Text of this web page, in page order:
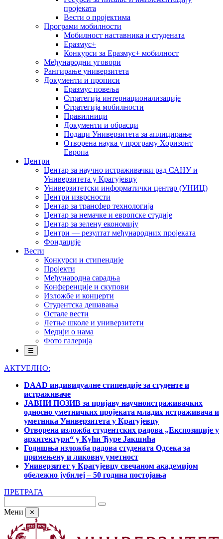
пројеката
Вести о пројектима
Програми мобилности
Мобилност наставника и студената
Еразмус+
Конкурси за Еразмус+ мобилност
Међународни уговори
Рангирање универзитета
Документи и прописи
Еразмус повеља
Стратегија интернационализације
Стратегија мобилности
Правилници
Документи и обрасци
Подаци Универзитета за аплицирање
Отворена наука у програму Хоризонт
Европа
Центри
Центар за научно истраживачки рад САНУ и
Универзитета у Крагујевцу
Универзитетски информатички центар (УНИЦ)
Центри изврсности
Центар за трансфер технологија
Центар за немачке и европске студије
Центар за зелену економију
Центри — резултат међународних пројеката
Фондације
Вести
Конкурси и стипендије
Пројекти
Међународна сарадња
Конференције и скупови
Изложбе и концерти
Студентска дешавања
Остале вести
Летње школе и универзитети
Медији о нама
Фото галерија
☰
АКТУЕЛНО:
DAAD индивидуалне стипендије за студенте и
истраживаче
ЈАВНИ ПОЗИВ за пријаву научноистраживачких
односно уметничких пројеката младих истраживача и
уметника Универзитета у Крагујевцу
Отворена изложба студентских радова „Експозиције у
архитектури“ у Кући Ђуре Јакшића
Годишња изложба радова студената Одсека за
примењену и ликовну уметност
Универзитет у Крагујевцу свечаном академијом
обележио јубилеј – 50 година постојања
ПРЕТРАГА
Мени ✕